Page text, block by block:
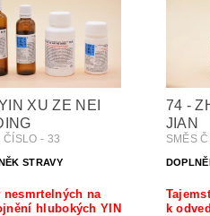
XU ZE NEI
ČÍSLO - 33
STRAVY
nesmrtelných na
hlubokých YIN
74 -
JIAN
SMĚS
k